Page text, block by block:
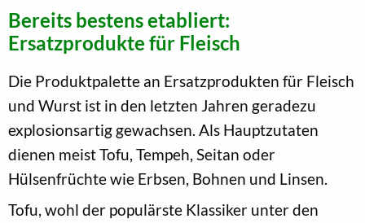
Bereits bestens etabliert:
Ersatzprodukte für Fleisch
Die Produktpalette an Ersatzprodukten für Fleisch
und Wurst ist in den letzten Jahren geradezu
explosionsartig gewachsen. Als Hauptzutaten
dienen meist Tofu, Tempeh, Seitan oder
Hülsenfrüchte wie Erbsen, Bohnen und Linsen.
Tofu, wohl der populärste Klassiker unter den